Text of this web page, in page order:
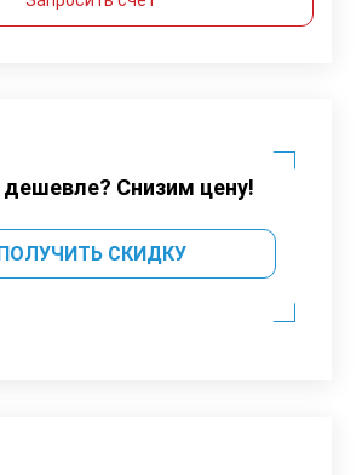
Снизим цену!
СКИДКУ